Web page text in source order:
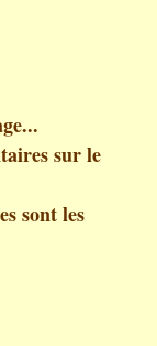
sur le
sont les